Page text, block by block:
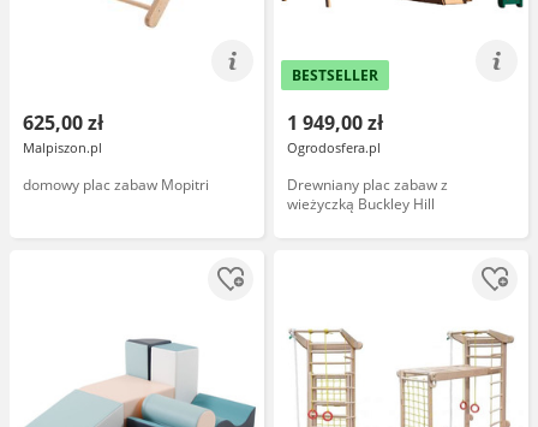
625,00 zł
Malpiszon.pl
domowy plac zabaw Mopitri
BESTSELLER
1 949,00 zł
Ogrodosfera.pl
Drewniany plac zabaw z
wieżyczką Buckley Hill